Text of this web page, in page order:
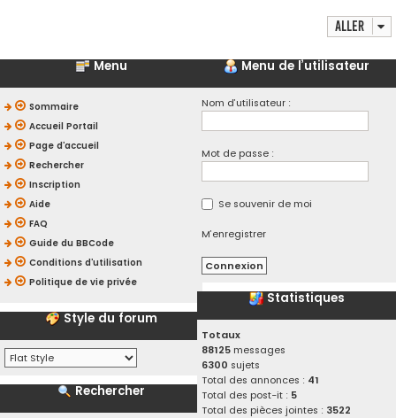
Aller
Menu
Sommaire
Accueil Portail
Page d’accueil
Rechercher
Inscription
Aide
FAQ
Guide du BBCode
Conditions d’utilisation
Politique de vie privée
Style du forum
Rechercher
Menu de l’utilisateur
Nom d’utilisateur :
Mot de passe :
Se souvenir de moi
M’enregistrer
Statistiques
Totaux
88125 messages
6300 sujets
Total des annonces : 41
Total des post-it : 5
Total des pièces jointes : 3522